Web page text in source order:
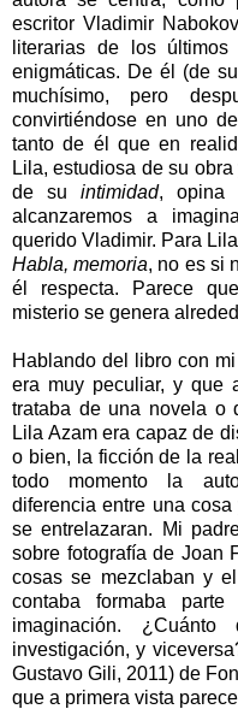
escritor Vladimir
literarias de los
enigmáticas. De él (de
muchísimo, pero
convirtiéndose en uno
tanto de él que en
Lila, estudiosa de su
de suintimidad, opina
alcanzaremos a
querido Vladimir. Para
Habla, memoria, no es si
él respecta. Parece
misterio se genera
Hablando del libro con
era muy peculiar, y que
trataba de una novela o
Lila Azam era capaz de
o bien, la ficción de la
todo momento la
diferencia entre una
se entrelazaran. Mi
sobre fotografía de Joan
cosas se mezclaban y
contaba formaba
imaginación.
investigación, y
Gustavo Gili, 2011) de
que a primera vista